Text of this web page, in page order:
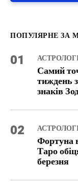
ПОПУЛЯРНЕ ЗА
01
Самий
тиждень
знаків
02
Фортуна
Таро
березня